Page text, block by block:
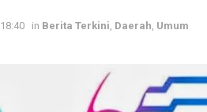
in Berita Terkini Daerah Umum